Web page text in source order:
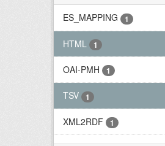
ES_MAPPING
1
HTML 1
OAI-PMH 1
TSV 1
XML2RDF 1